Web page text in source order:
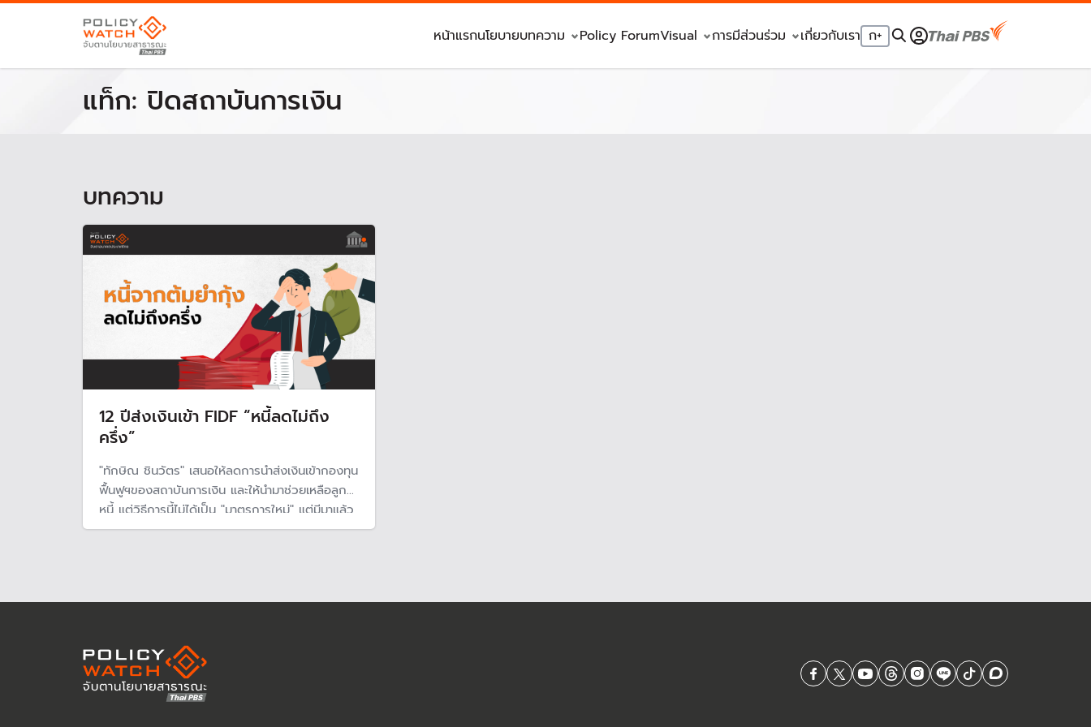
หน้าแรกนโยบายบทความ Policy ForumVisual การมีส่วนร่วม เกี่ยวกับเรา ก+
แท็ก: ปิดสถาบันการเงิน
บทความ
12 ปีส่งเงินเข้า FIDF “หนี้ลดไม่ถึง
ครึ่ง”
"ทักษิณ ชินวัตร" เสนอให้ลดการนำส่งเงินเข้ากองทุน
ฟื้นฟูฯของสถาบันการเงิน และให้นำมาช่วยเหลือลูก
หนี้ แต่วิธีการนี้ไม่ได้เป็น "มาตรการใหม่" แต่มีมาแล้ว
ใน "สมัยลุง" ที่ให้ลดนำส่งเป็นการชั่วคราว และให้